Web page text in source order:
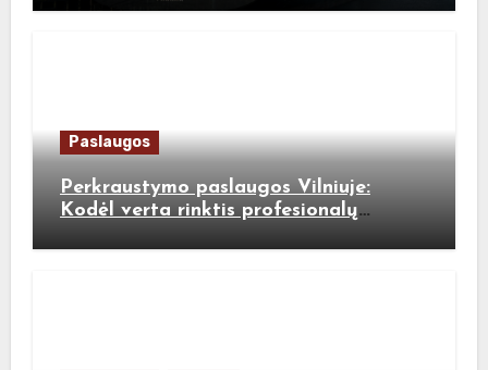
Paslaugos
Perkraustymo paslaugos Vilniuje:
Kodėl verta rinktis profesionalų